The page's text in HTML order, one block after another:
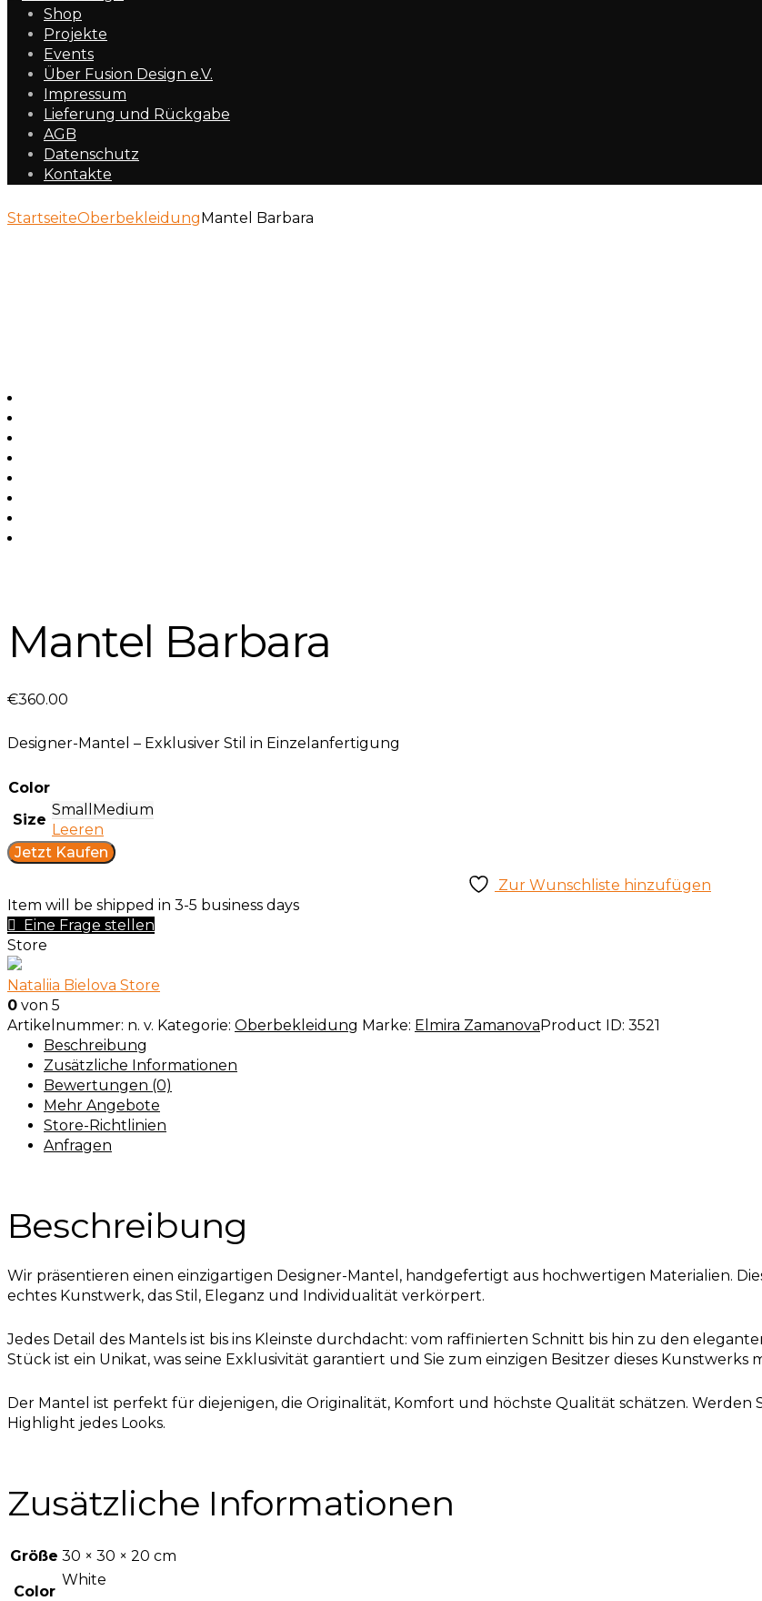
Shop
Projekte
Events
Über Fusion Design e.V.
Impressum
Lieferung und Rückgabe
AGB
Datenschutz
Kontakte
StartseiteOberbekleidungMantel Barbara
Mantel Barbara
€360.00
Designer-Mantel – Exklusiver Stil in Einzelanfertigung
Color
Size
Small
Medium
Leeren
Jetzt Kaufen
Zur Wunschliste hinzufügen
Item will be shipped in 3-5 business days
Eine Frage stellen
Store
Nataliia Bielova Store
0 von 5
Artikelnummer: n. v. Kategorie: Oberbekleidung Marke: Elmira Zamanova Product ID: 3521
Beschreibung
Zusätzliche Informationen
Bewertungen (0)
Mehr Angebote
Store-Richtlinien
Anfragen
Beschreibung
Wir präsentieren einen einzigartigen Designer-Mantel, handgefertigt aus hochwertigen Materialien.
echtes Kunstwerk, das Stil, Eleganz und Individualität verkörpert.
Jedes Detail des Mantels ist bis ins Kleinste durchdacht: vom raffinierten Schnitt bis hin zu den
Stück ist ein Unikat, was seine Exklusivität garantiert und Sie zum einzigen Besitzer dieses Kunstwerks
Der Mantel ist perfekt für diejenigen, die Originalität, Komfort und höchste Qualität schätzen. Werden
Highlight jedes Looks.
Zusätzliche Informationen
Größe 30 × 30 × 20 cm
Color
White